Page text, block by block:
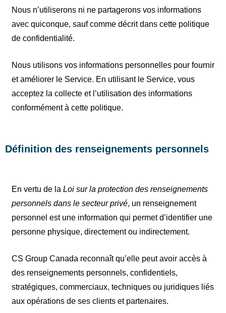
Nous n’utiliserons ni ne partagerons vos informations
avec quiconque, sauf comme décrit dans cette politique
de confidentialité.
Nous utilisons vos informations personnelles pour fournir
et améliorer le Service. En utilisant le Service, vous
acceptez la collecte et l’utilisation des informations
conformément à cette politique.
Définition des renseignements personnels
En vertu de la Loi sur la protection des renseignements
personnels dans le secteur privé, un renseignement
personnel est une information qui permet d’identifier une
personne physique, directement ou indirectement.
CS Group Canada reconnaît qu’elle peut avoir accès à
des renseignements personnels, confidentiels,
stratégiques, commerciaux, techniques ou juridiques liés
aux opérations de ses clients et partenaires.